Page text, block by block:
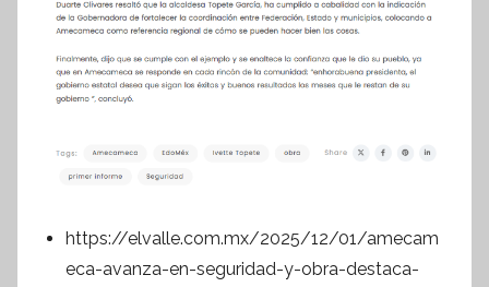
https://elvalle.com.mx/2025/12/01/amecam
eca-avanza-en-seguridad-y-obra-destaca-